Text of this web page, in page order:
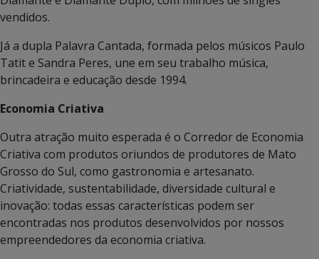
vendidos.
Já a dupla Palavra Cantada, formada pelos músicos Paulo
Tatit e Sandra Peres, une em seu trabalho música,
brincadeira e educação desde 1994.
Economia Criativa
Outra atração muito esperada é o Corredor de Economia
Criativa com produtos oriundos de produtores de Mato
Grosso do Sul, como gastronomia e artesanato.
Criatividade, sustentabilidade, diversidade cultural e
inovação: todas essas características podem ser
encontradas nos produtos desenvolvidos por nossos
empreendedores da economia criativa.